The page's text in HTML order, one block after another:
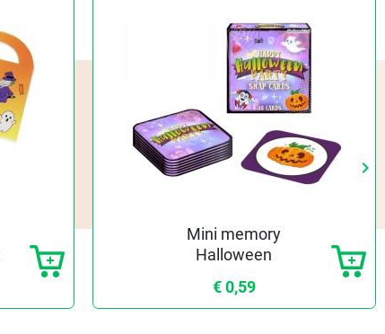
keyboard_arrow_right
Mini memory
Halloween
€ 0,59